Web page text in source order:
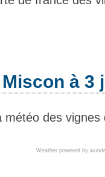
à 3
des
Weather powered by